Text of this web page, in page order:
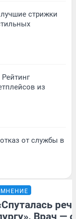
стрижки
из
от службы в
МНЕНИЕ
Врач — о